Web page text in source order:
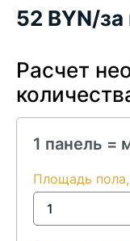
52 BYN/за
Расчет
1 панель =
Площадь